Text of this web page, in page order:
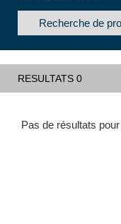
Recherche de
RESULTATS 0
Pas de résultats